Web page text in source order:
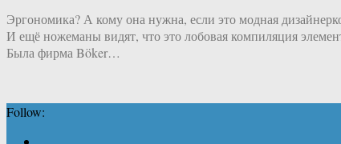
Эргономика? А кому она нужна, если это модная
И ещё ножеманы видят, что это лобовая компиляция
Была фирма Böker…
Follow: